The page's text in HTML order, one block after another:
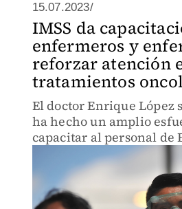
15.07.2023/
IMSS da
enfermeros y
reforzar atención
tratamientos
El doctor Enrique López
ha hecho un amplio
capacitar al personal de